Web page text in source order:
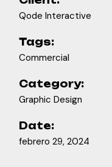
Qode Interactive
Tags:
Commercial
Category:
Graphic Design
Date:
febrero 29, 2024